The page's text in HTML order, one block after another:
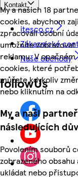
My a našich 18
cookies, abychom
zpracovali osobní
umožníte
reklamu. V
cookies, které
můžete kdykoliv
nebo kliknutím na
My a naši
následujících
Povolením souborů
zobrazeného
ukládat nebo
Kontakt
itesco.cz
Zákaznické
Naše obchody
followUs